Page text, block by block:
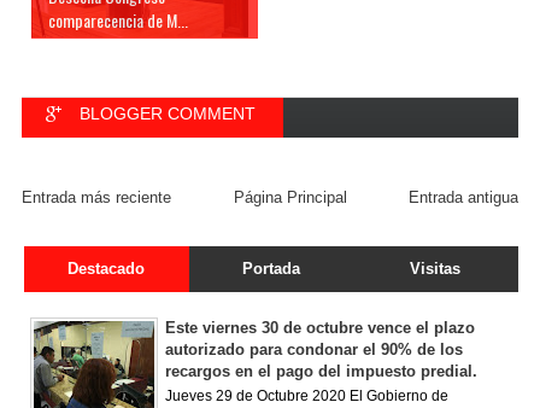
comparecencia de M...
BLOGGER COMMENT
Entrada más reciente Entrada antigua
Página Principal
Destacado Portada Visitas
Este viernes 30 de octubre vence el plazo
autorizado para condonar el 90% de los
recargos en el pago del impuesto predial.
Jueves 29 de Octubre 2020 El Gobierno de